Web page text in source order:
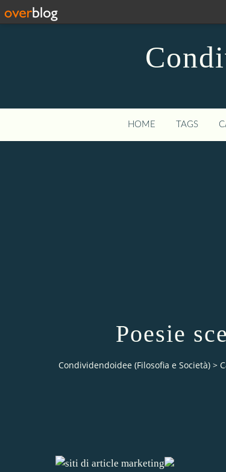
HOME TAGS
Poesie
Condividendoidee (Filosofia e Società) >